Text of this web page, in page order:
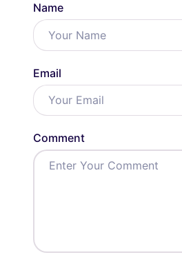
Name
Email
Comment